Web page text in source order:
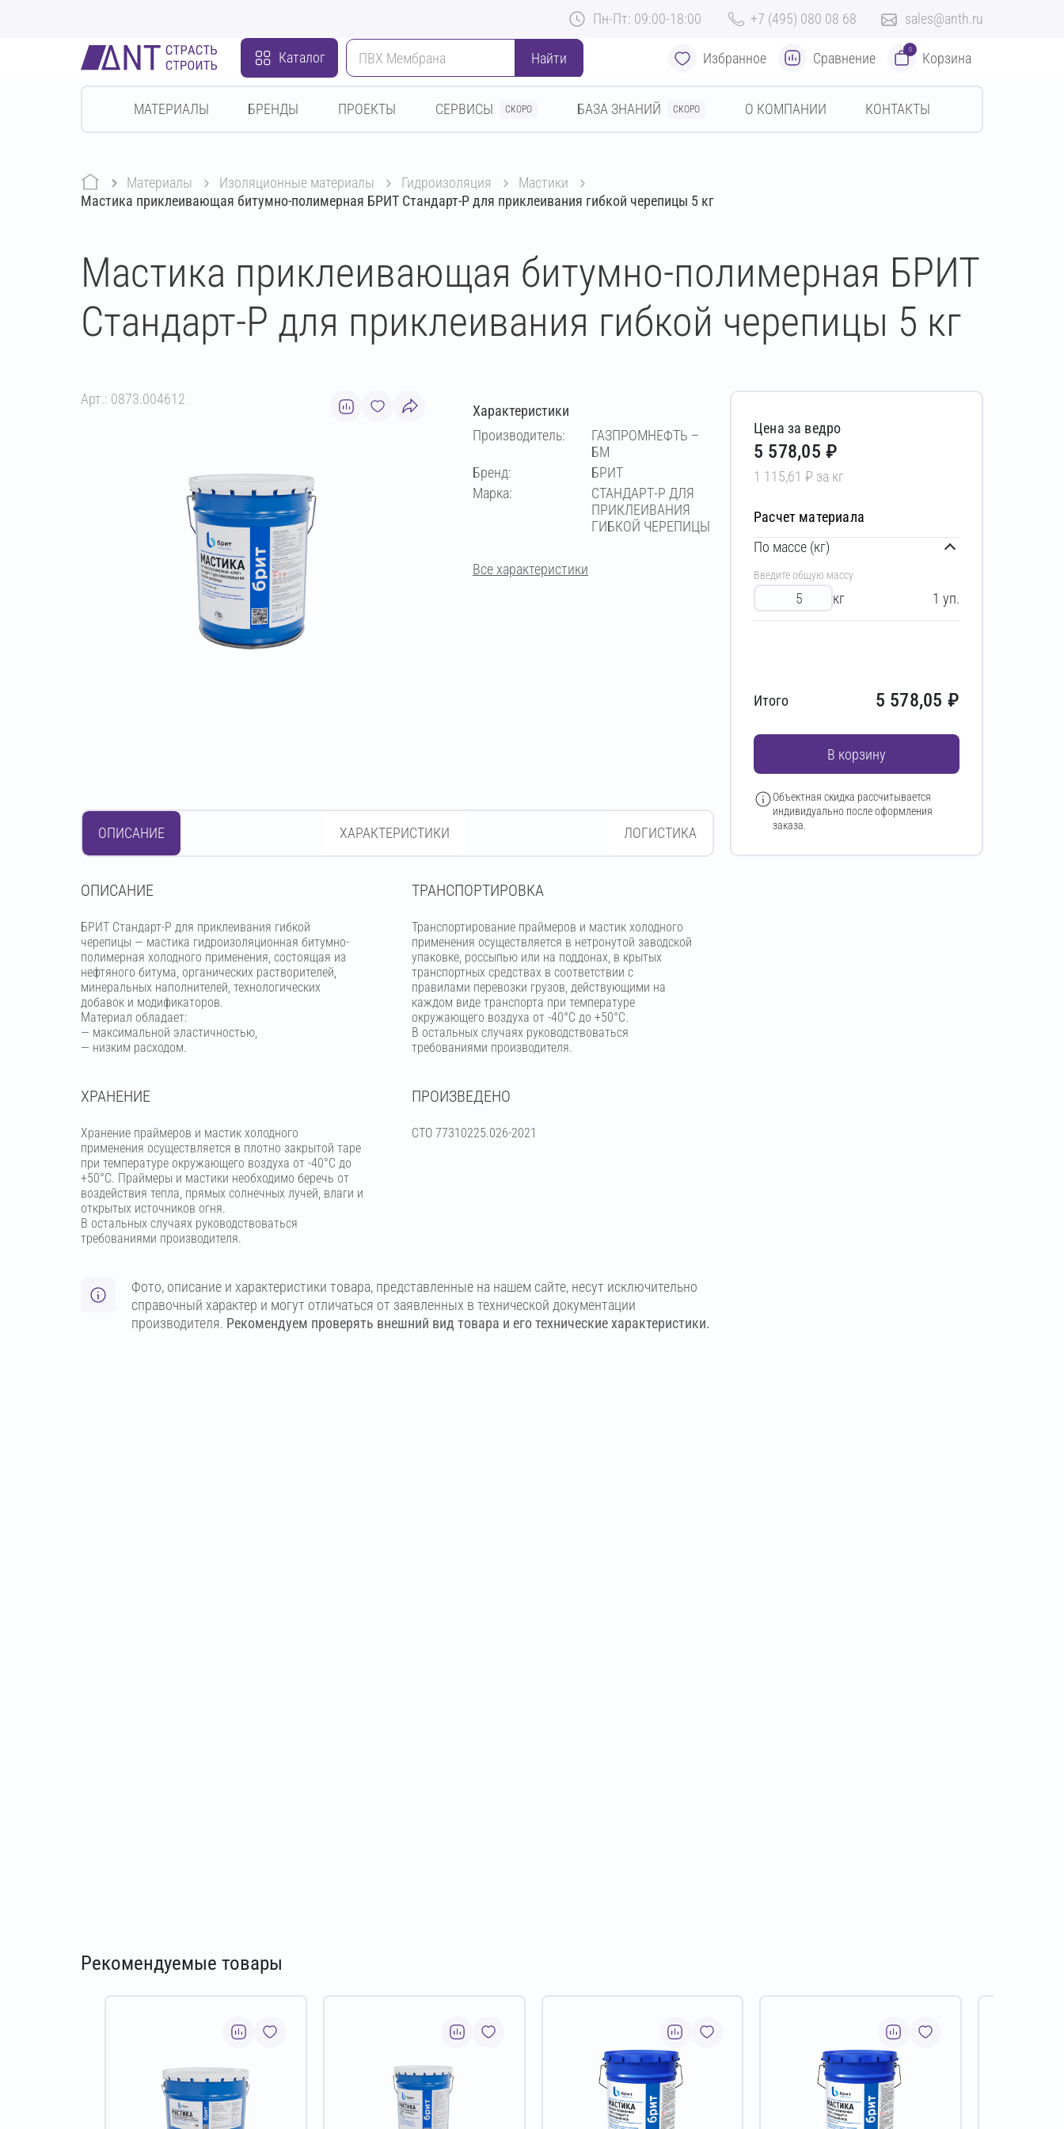
Пн-Пт: 09:00-18:00 +7 (495) 080 08 68 sales@anth.ru
Каталог Найти Избранное Сравнение
0
Корзина
МАТЕРИАЛЫ БРЕНДЫ ПРОЕКТЫ СЕРВИСЫ СКОРО БАЗА ЗНАНИЙ СКОРО О КОМПАНИИ КОНТАКТЫ
Материалы изоляционные материалы гидроизоляция
мастики
Мастика приклеивающая битумно-полимерная БРИТ Стандарт-Р для приклеивания гибкой черепицы 5 кг
Мастика приклеивающая битумно-полимерная БРИТ
Стандарт-Р для приклеивания гибкой черепицы 5 кг
Арт.: 0873.004612
Характеристики
Производитель:
ГАЗПРОМНЕФТЬ –
БМ
Бренд:
БРИТ
Марка:
СТАНДАРТ-Р ДЛЯ
ПРИКЛЕИВАНИЯ
ГИБКОЙ ЧЕРЕПИЦЫ
Все характеристики
ОПИСАНИЕ ХАРАКТЕРИСТИКИ ЛОГИСТИКА
OПИСАНИЕ
БРИТ Стандарт-Р для приклеивания гибкой
черепицы — мастика гидроизоляционная битумно-
полимерная холодного применения, состоящая из
нефтяного битума, органических растворителей,
минеральных наполнителей, технологических
добавок и модификаторов.
Материал обладает:
— максимальной эластичностью,
— низким расходом.
ТРАНСПОРТИРОВКА
Транспортирование праймеров и мастик холодного
применения осуществляется в нетронутой заводской
упаковке, россыпью или на поддонах, в крытых
транспортных средствах в соответствии с
правилами перевозки грузов, действующими на
каждом виде транспорта при температуре
окружающего воздуха от -40°С до +50°С.
В остальных случаях руководствоваться
требованиями производителя.
ХРАНЕНИЕ
Хранение праймеров и мастик холодного
применения осуществляется в плотно закрытой таре
при температуре окружающего воздуха от -40°С до
+50°С. Праймеры и мастики необходимо беречь от
воздействия тепла, прямых солнечных лучей, влаги и
открытых источников огня.
В остальных случаях руководствоваться
требованиями производителя.
ПРОИЗВЕДЕНО
СТО 77310225.026-2021
Фото, описание и характеристики товара, представленные на нашем сайте, несут исключительно
справочный характер и могут отличаться от заявленных в технической документации
производителя. Рекомендуем проверять внешний вид товара и его технические характеристики.
Цена за ведро
5 578,05 ₽
1 115,61 ₽ за кг
Расчет материала
По массе (кг)
Введите общую массу
кг 1 уп.
Итого 5 578,05 ₽
В корзину
Объектная скидка рассчитывается
индивидуально после оформления
заказа.
Рекомендуемые товары